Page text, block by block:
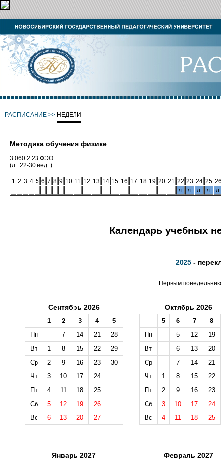
РАСПИСАНИЕ >> НЕДЕЛИ
Методика обучения физике
3.060.2.23 ФЭО
(л.: 22-30 нед. )
1 2 3 4 5 6 7 8 9 10 11 12 13 14 15 16 17 18 19 20 21 22 23 24 25 26
л.
л. л. л. л.
Календарь учебных
2025 -
Первым
Сентябрь 2026
1 2 3 4
5
Пн
7 14 21
28
Вт
1 8 15 22
29
Ср
2 9 16 23
30
Чт
3 10 17
24
Пт
4 11 18
25
Сб
5 12 19
26
Вс
6 13 20 27
Октябрь 2026
5 6 7
8
Пн
5 12
19
Вт
6 13
20
Ср
7 14
21
Чт
1 8 15
22
Пт
2 9 16
23
Сб
3 10 17
24
Вс
4 11 18 25
Январь 2027 Февраль 2027